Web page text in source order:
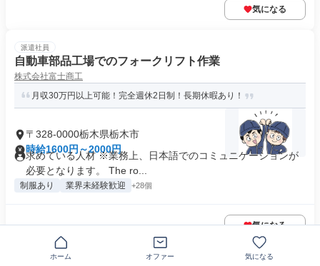
気になる
派遣社員
自動車部品工場でのフォークリフト作業
株式会社富士商工
月収30万円以上可能！完全週休2日制！長期休暇あり！
〒328-0000栃木県栃木市
時給1600円～2000円
求めている人材 ※業務上、日本語でのコミュニケーションが
必要となります。 The ro...
制服あり 業界未経験歓迎 +28個
気になる
ホーム オファー 気になる